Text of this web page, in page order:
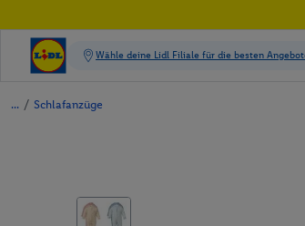
/ Schlafanzüge